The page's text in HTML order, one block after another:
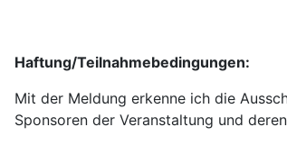
Haftung/Teilnahmebedingungen:
Mit der Meldung erkenne ich die
Sponsoren der Veranstaltung und